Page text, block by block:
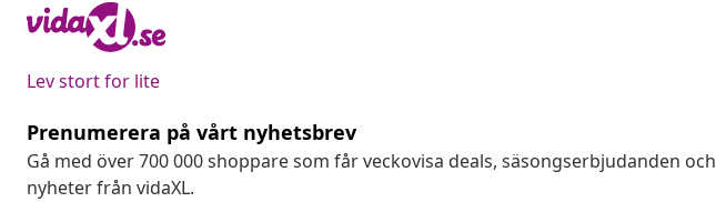
Lev stort for lite
Prenumerera på vårt nyhetsbrev
Gå med över 700 000 shoppare som får veckovisa deals, säsongserbjudanden och
nyheter från vidaXL.